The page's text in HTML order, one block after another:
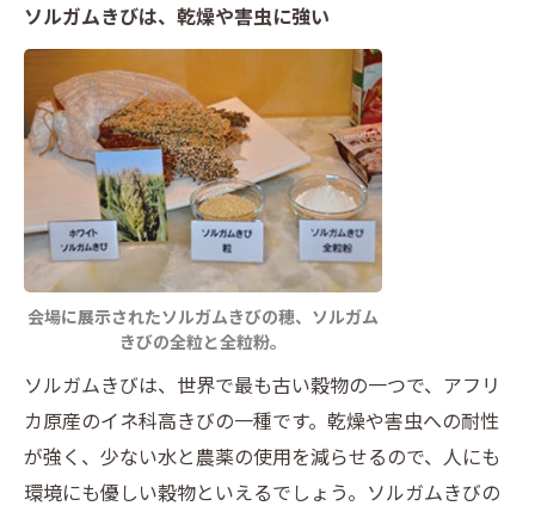
ソルガムきびは、乾燥や害虫に強い
会場に展示されたソルガムきびの穂、ソルガム
きびの全粒と全粒粉。
ソルガムきびは、世界で最も古い穀物の一つで、アフリ
カ原産のイネ科高きびの一種です。乾燥や害虫への耐性
が強く、少ない水と農薬の使用を減らせるので、人にも
環境にも優しい穀物といえるでしょう。ソルガムきびの